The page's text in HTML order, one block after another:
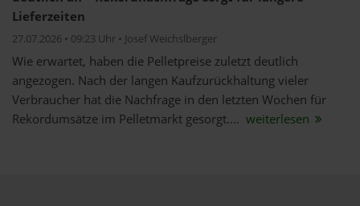
Lieferzeiten
27.07.2026 • 09:23 Uhr • Josef Weichslberger
Wie erwartet, haben die Pelletpreise zuletzt deutlich
angezogen. Nach der langen Kaufzurückhaltung vieler
Verbraucher hat die Nachfrage in den letzten Wochen für
Rekordumsätze im Pelletmarkt gesorgt.... weiterlesen